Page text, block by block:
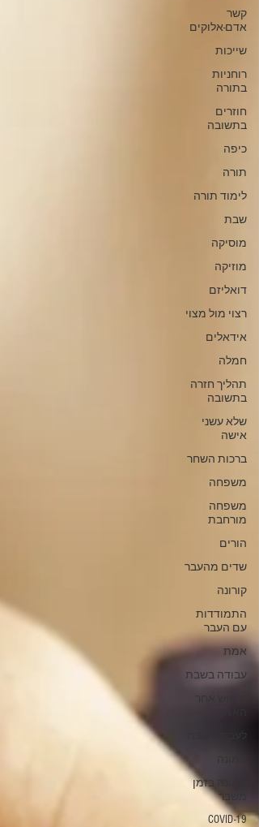
קשר
אדם-אלוקים
שייכות
רוחניות
בתורה
חוזרים
בתשובה
כיפה
תורה
לימוד תורה
שבת
מוסיקה
מוזיקה
דואליזם
רצוי מול מצוי
אידאלים
חמלה
תהליך חזרה
בתשובה
שלא עשני
אישה
ברכות השחר
משפחה
משפחה
מורחבת
הורים
שדים מהעבר
קורונה
התמודדות
עם העבר
אמת
עבודה בשבת
חיפוש אחר
אמונה בזמן
משבר
COVID-19